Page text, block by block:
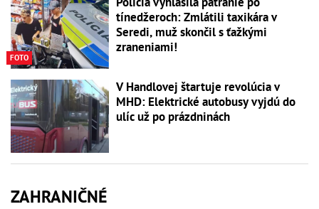
FOTO
tínedžeroch: Zmlátili taxikára v
Seredi, muž skončil s ťažkými
zraneniami!
V Handlovej štartuje revolúcia v
MHD: Elektrické autobusy vyjdú do
ulíc už po prázdninách
ZAHRANIČNÉ